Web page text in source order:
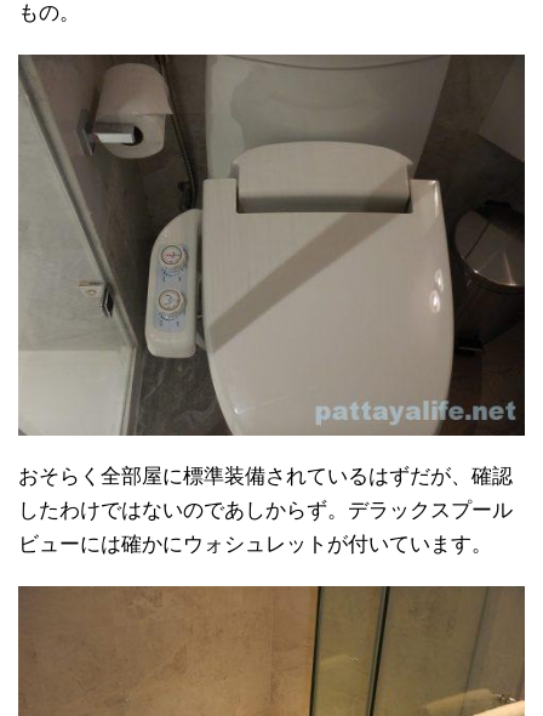
もの。
おそらく全部屋に標準装備されているはずだが、確認
したわけではないのであしからず。デラックスプール
ビューには確かにウォシュレットが付いています。